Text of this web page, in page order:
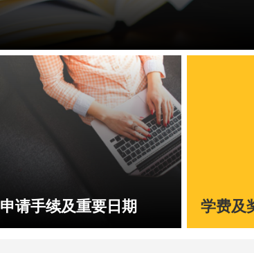
申请手续及重要日期 学费及